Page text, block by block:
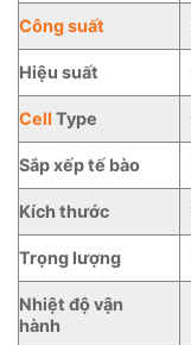
Công suất
Hiệu suất
Cell Type
Sắp xếp tế bào
Kích thước
Trọng lượng
Nhiệt độ vận
hành